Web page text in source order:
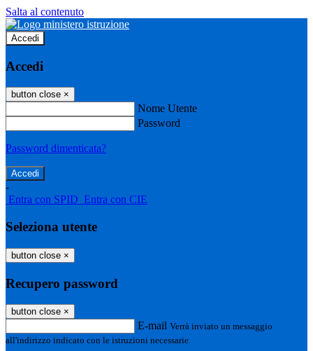
Salta al contenuto
Accedi
Accedi
button close ×
Nome Utente
Password
Password dimenticata?
-
Entra con SPID Entra con CIE
Seleziona utente
button close ×
Recupero password
button close ×
E-mail Verrà inviato un messaggio
all'indirizzo indicato con le istruzioni necessarie.